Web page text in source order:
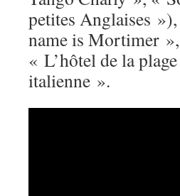
petites Anglaises
name is Mortimer
« L’hôtel de la
italienne ».